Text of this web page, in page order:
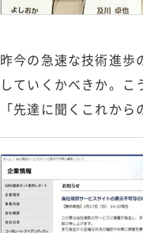
昨今の急速な技術進歩
していくかべきか。
「先達に聞くこれか